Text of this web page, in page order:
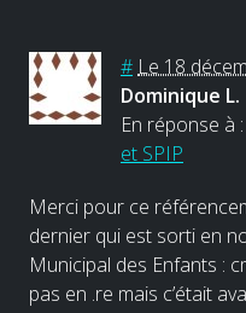
# Le 18
Dominique L.
En réponse à :
et SPIP
Merci pour ce
dernier qui est sorti en
Municipal des Enfants :
pas en .re mais c’était